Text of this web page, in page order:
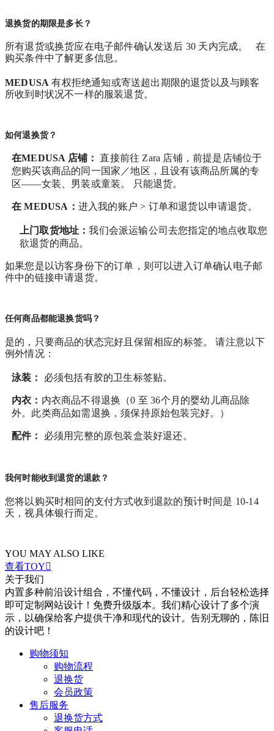
退换货的期限是多长？
所有退货或换货应在电子邮件确认发送后 30 天内完成。 在
购买条件中了解更多信息。
MEDUSA有权拒绝通知或寄送超出期限的退货以及与顾客
所收到时状况不一样的服装退货。
如何退换货？
在MEDUSA 店铺：直接前往 Zara 店铺，前提是店铺位于
您购买该商品的同一国家／地区，且设有该商品所属的专
区——女装、男装或童装。 只能退货。
在MEDUSA ： 进入我的账户 > 订单和退货 以申请退货。
上门取货地址：我们会派运输公司去您指定的地点收取您
欲退货的商品。
如果您是以访客身份下的订单，则可以进入订单确认电子邮
件中的链接申请退货。
任何商品都能退换货吗？
是的，只要商品的状态完好且保留相应的标签。 请注意以下
例外情况：
泳装： 必须包括有胶的卫生标签贴。
内衣： 内衣商品不得退换（0 至 36个月的婴幼儿商品除
外。此类商品如需退换，须保持原始包装完好。）
配件： 必须用完整的原包装盒装好退还。
我何时能收到退货的退款？
您将以购买时相同的支付方式收到退款的预计时间是 10-14
天，视具体银行而定。
YOU MAY ALSO LIKE
查看TOY
关于我们
内置多种前沿设计组合，不懂代码，不懂设计，后台轻松选择
即可定制网站设计！免费升级版本。我们精心设计了多个演
示，以确保给客户提供干净和现代的设计。告别无聊的，陈旧
的设计吧！
购物须知
购物流程
退换货
会员政策
售后服务
退换货方式